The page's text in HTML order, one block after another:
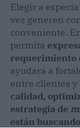
Elegir a
vez generen
conveniente.
permita
requerimiento
ayudará a
entre clientes
calidad,
estrategia de
están